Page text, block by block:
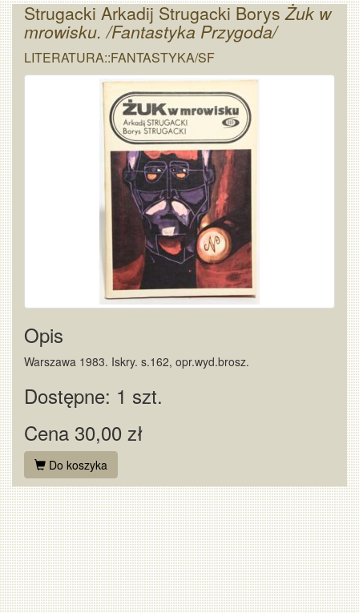
Strugacki Arkadij Strugacki BorysŻuk w
mrowisku. /Fantastyka Przygoda/
LITERATURA::FANTASTYKA/SF
Opis
Warszawa 1983. Iskry. s.162, opr.wyd.brosz.
Dostępne: 1 szt.
Cena 30,00 zł
Do koszyka